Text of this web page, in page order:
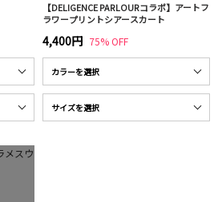
【DELIGENCE PARLOURコラボ】アートフ
ラワープリントシアースカート
4,400円 75% OFF